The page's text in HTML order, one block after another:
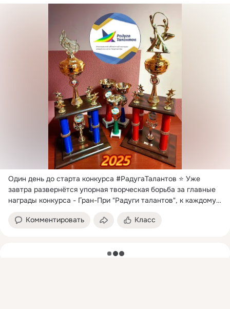
Один день до старта конкурса #РадугаТалантов ⭐ Уже
завтра развернётся упорная творческая борьба за главные
награды конкурса - Гран-При "Радуги талантов", к каждому
Комментировать
Класс